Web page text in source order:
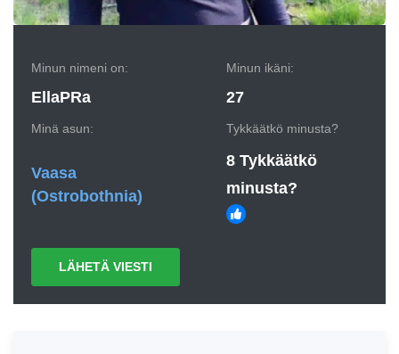
Minun nimeni on:
EllaPRa
Minun ikäni:
27
Minä asun:
Vaasa
(Ostrobothnia)
Tykkäätkö minusta?
8 Tykkäätkö
minusta?
LÄHETÄ VIESTI